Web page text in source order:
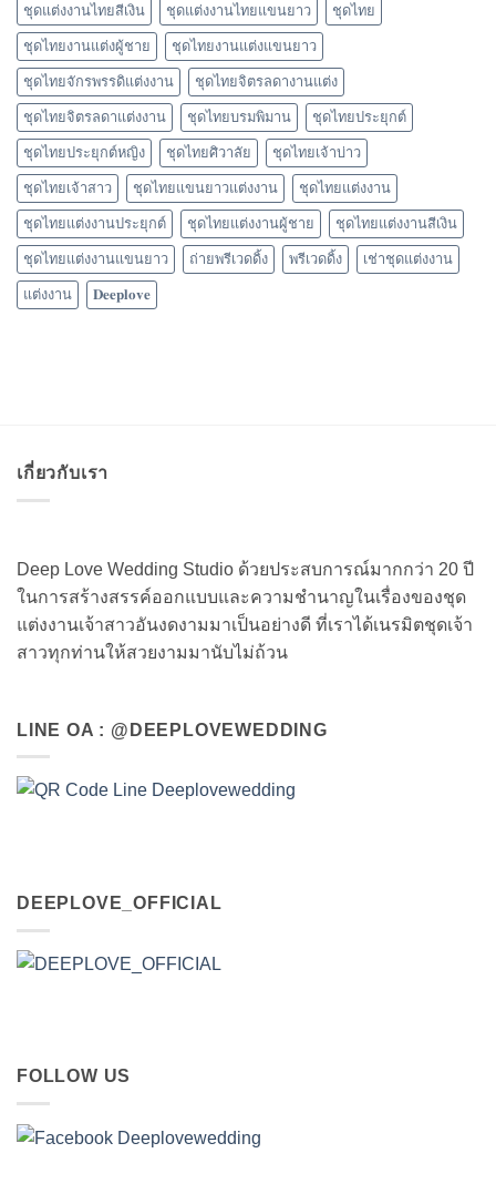
ชุดแต่งงานไทยสีเงิน ชุดแต่งงานไทยแขนยาว ชุดไทย
ชุดไทยงานแต่งผู้ชาย ชุดไทยงานแต่งแขนยาว
ชุดไทยจักรพรรดิแต่งงาน ชุดไทยจิตรลดางานแต่ง
ชุดไทยจิตรลดาแต่งงาน ชุดไทยบรมพิมาน ชุดไทยประยุกต์
ชุดไทยประยุกต์หญิง ชุดไทยศิวาลัย ชุดไทยเจ้าบ่าว
ชุดไทยเจ้าสาว ชุดไทยแขนยาวแต่งงาน ชุดไทยแต่งงาน
ชุดไทยแต่งงานประยุกต์ ชุดไทยแต่งงานผู้ชาย ชุดไทยแต่งงานสีเงิน
ชุดไทยแต่งงานแขนยาว ถ่ายพรีเวดดิ้ง พรีเวดดิ้ง เช่าชุดแต่งงาน
แต่งงาน 𝐃𝐞𝐞𝐩𝐥𝐨𝐯𝐞
เกี่ยวกับเรา
Deep Love Wedding Studio ด้วยประสบการณ์มากกว่า 20 ปี
ในการสร้างสรรค์ออกแบบและความชำนาญในเรื่องของชุด
แต่งงานเจ้าสาวอันงดงามมาเป็นอย่างดี ที่เราได้เนรมิตชุดเจ้า
สาวทุกท่านให้สวยงามมานับไม่ถ้วน
LINE OA : @DEEPLOVEWEDDING
DEEPLOVE_OFFICIAL
FOLLOW US